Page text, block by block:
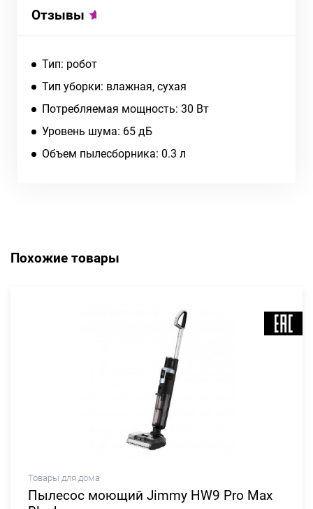
Отзывы
Тип: робот
Тип уборки: влажная, сухая
Потребляемая мощность: 30 Вт
Уровень шума: 65 дБ
Объем пылесборника: 0.3 л
Похожие товары
Товары для дома
Пылесос моющий Jimmy HW9 Pro Max